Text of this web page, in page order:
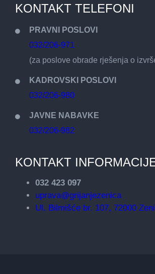
KONTAKT TELEFONI
PRAVNI POSLOVI
032/206-971
(za poslove obrade rješenja o
KADROVSKI POSLOVI
032/206-980
JAVNE NABAVKE
032/206-982
KONTAKT
032 423 097
uprava@grijanjezenica
Ul. Bilmišće br. 107, 72000